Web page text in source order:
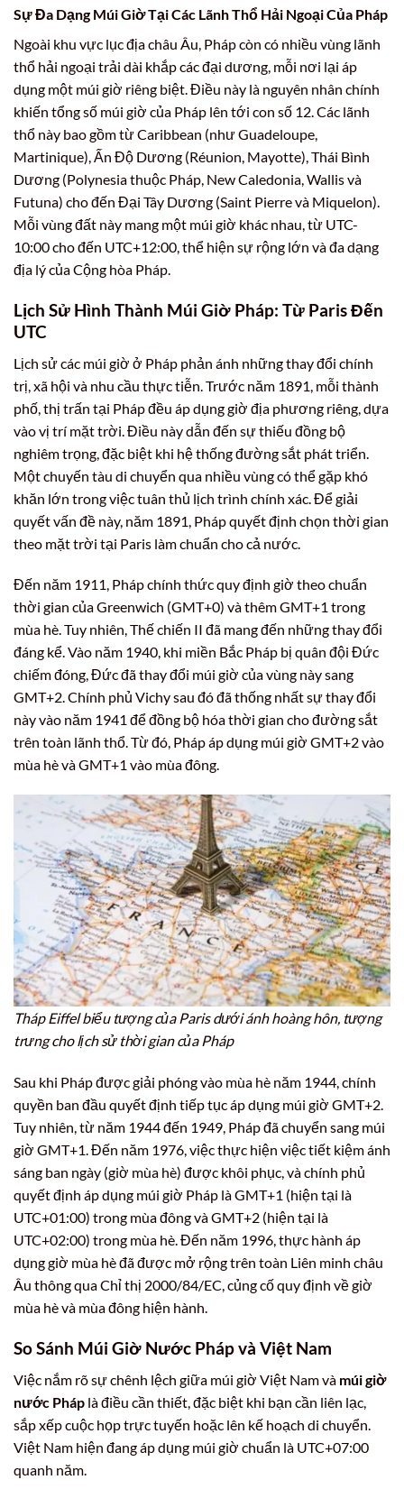
Sự Đa Dạng Múi Giờ Tại Các Lãnh Thổ Hải Ngoại Của Pháp
Ngoài khu vực lục địa châu Âu, Pháp còn có nhiều vùng lãnh
thổ hải ngoại trải dài khắp các đại dương, mỗi nơi lại áp
dụng một múi giờ riêng biệt. Điều này là nguyên nhân chính
khiến tổng số múi giờ của Pháp lên tới con số 12. Các lãnh
thổ này bao gồm từ Caribbean (như Guadeloupe,
Martinique), Ấn Độ Dương (Réunion, Mayotte), Thái Bình
Dương (Polynesia thuộc Pháp, New Caledonia, Wallis và
Futuna) cho đến Đại Tây Dương (Saint Pierre và Miquelon).
Mỗi vùng đất này mang một múi giờ khác nhau, từ UTC-
10:00 cho đến UTC+12:00, thể hiện sự rộng lớn và đa dạng
địa lý của Cộng hòa Pháp.
Lịch Sử Hình Thành Múi Giờ Pháp: Từ Paris Đến
UTC
Lịch sử các múi giờ ở Pháp phản ánh những thay đổi chính
trị, xã hội và nhu cầu thực tiễn. Trước năm 1891, mỗi thành
phố, thị trấn tại Pháp đều áp dụng giờ địa phương riêng, dựa
vào vị trí mặt trời. Điều này dẫn đến sự thiếu đồng bộ
nghiêm trọng, đặc biệt khi hệ thống đường sắt phát triển.
Một chuyến tàu di chuyển qua nhiều vùng có thể gặp khó
khăn lớn trong việc tuân thủ lịch trình chính xác. Để giải
quyết vấn đề này, năm 1891, Pháp quyết định chọn thời gian
theo mặt trời tại Paris làm chuẩn cho cả nước.
Đến năm 1911, Pháp chính thức quy định giờ theo chuẩn
thời gian của Greenwich (GMT+0) và thêm GMT+1 trong
mùa hè. Tuy nhiên, Thế chiến II đã mang đến những thay đổi
đáng kể. Vào năm 1940, khi miền Bắc Pháp bị quân đội Đức
chiếm đóng, Đức đã thay đổi múi giờ của vùng này sang
GMT+2. Chính phủ Vichy sau đó đã thống nhất sự thay đổi
này vào năm 1941 để đồng bộ hóa thời gian cho đường sắt
trên toàn lãnh thổ. Từ đó, Pháp áp dụng múi giờ GMT+2 vào
mùa hè và GMT+1 vào mùa đông.
Tháp Eiffel biểu tượng của Paris dưới ánh hoàng hôn, tượng
trưng cho lịch sử thời gian của Pháp
Sau khi Pháp được giải phóng vào mùa hè năm 1944, chính
quyền ban đầu quyết định tiếp tục áp dụng múi giờ GMT+2.
Tuy nhiên, từ năm 1944 đến 1949, Pháp đã chuyển sang múi
giờ GMT+1. Đến năm 1976, việc thực hiện việc tiết kiệm ánh
sáng ban ngày (giờ mùa hè) được khôi phục, và chính phủ
quyết định áp dụng múi giờ Pháp là GMT+1 (hiện tại là
UTC+01:00) trong mùa đông và GMT+2 (hiện tại là
UTC+02:00) trong mùa hè. Đến năm 1996, thực hành áp
dụng giờ mùa hè đã được mở rộng trên toàn Liên minh châu
Âu thông qua Chỉ thị 2000/84/EC, củng cố quy định về giờ
mùa hè và mùa đông hiện hành.
So Sánh Múi Giờ Nước Pháp và Việt Nam
Việc nắm rõ sự chênh lệch giữa múi giờ Việt Nam và múi giờ
nước Pháp là điều cần thiết, đặc biệt khi bạn cần liên lạc,
sắp xếp cuộc họp trực tuyến hoặc lên kế hoạch di chuyển.
Việt Nam hiện đang áp dụng múi giờ chuẩn là UTC+07:00
quanh năm.